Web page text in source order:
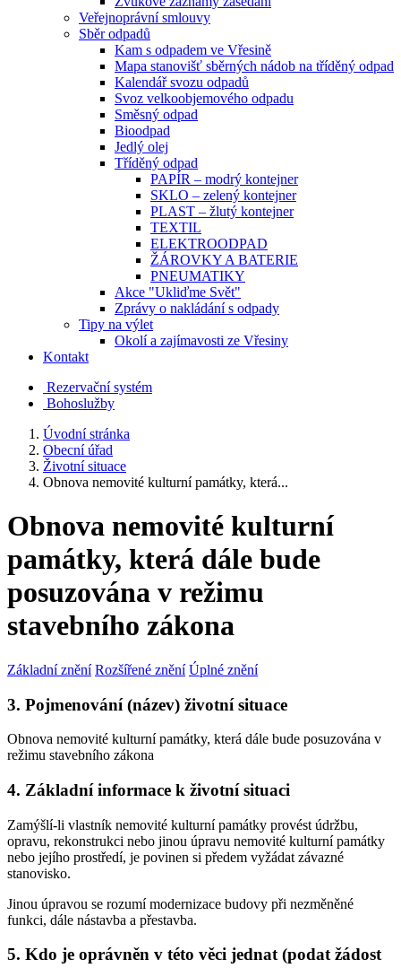
Veřejnoprávní smlouvy
Sběr odpadů
Kam s odpadem ve Vřesině
Mapa stanovišť sběrných nádob na tříděný odpad
Kalendář svozu odpadů
Svoz velkoobjemového odpadu
Směsný odpad
Bioodpad
Jedlý olej
Tříděný odpad
PAPÍR – modrý kontejner
SKLO – zelený kontejner
PLAST – žlutý kontejner
TEXTIL
ELEKTROODPAD
ŽÁROVKY A BATERIE
PNEUMATIKY
Akce "Ukliďme Svět"
Zprávy o nakládání s odpady
Tipy na výlet
Okolí a zajímavosti ze Vřesiny
Kontakt
Rezervační systém
Bohoslužby
Úvodní stránka
Obecní úřad
Životní situace
Obnova nemovité kulturní památky, která...
Obnova nemovité kulturní
památky, která dále bude
posuzována v režimu
stavebního zákona
Základní znění Rozšířené znění Úplné znění
3. Pojmenování (název) životní situace
Obnova nemovité kulturní památky, která dále bude posuzována v
režimu stavebního zákona
4. Základní informace k životní situaci
Zamýšlí-li vlastník nemovité kulturní památky provést údržbu,
opravu, rekonstrukci nebo jinou úpravu nemovité kulturní památky
nebo jejího prostředí, je povinen si předem vyžádat závazné
stanovisko.
Jinou úpravou se rozumí modernizace budovy při nezměněné
funkci, dále nástavba a přestavba.
5. Kdo je oprávněn v této věci jednat (podat žádost